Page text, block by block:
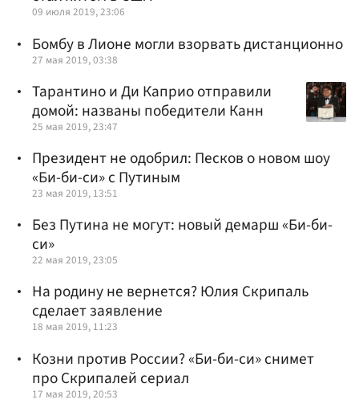
09 июля 2019, 23:06
Бомбу в Лионе могли взорвать дистанционно
27 мая 2019, 03:38
Тарантино и Ди Каприо отправили
домой: названы победители Канн
25 мая 2019, 23:47
Президент не одобрил: Песков о новом шоу
«Би-би-си» с Путиным
23 мая 2019, 13:51
Без Путина не могут: новый демарш «Би-би-
си»
22 мая 2019, 23:05
На родину не вернется? Юлия Скрипаль
сделает заявление
18 мая 2019, 11:23
Козни против России? «Би-би-си» снимет
про Скрипалей сериал
17 мая 2019, 20:53